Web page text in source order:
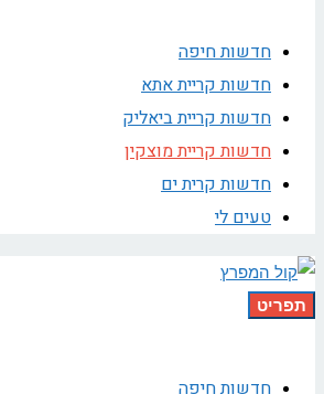
חדשות חיפה
חדשות קריית אתא
חדשות קריית ביאליק
חדשות קריית מוצקין
חדשות קרית ים
טעים לי
תפריט
חדשות חיפה